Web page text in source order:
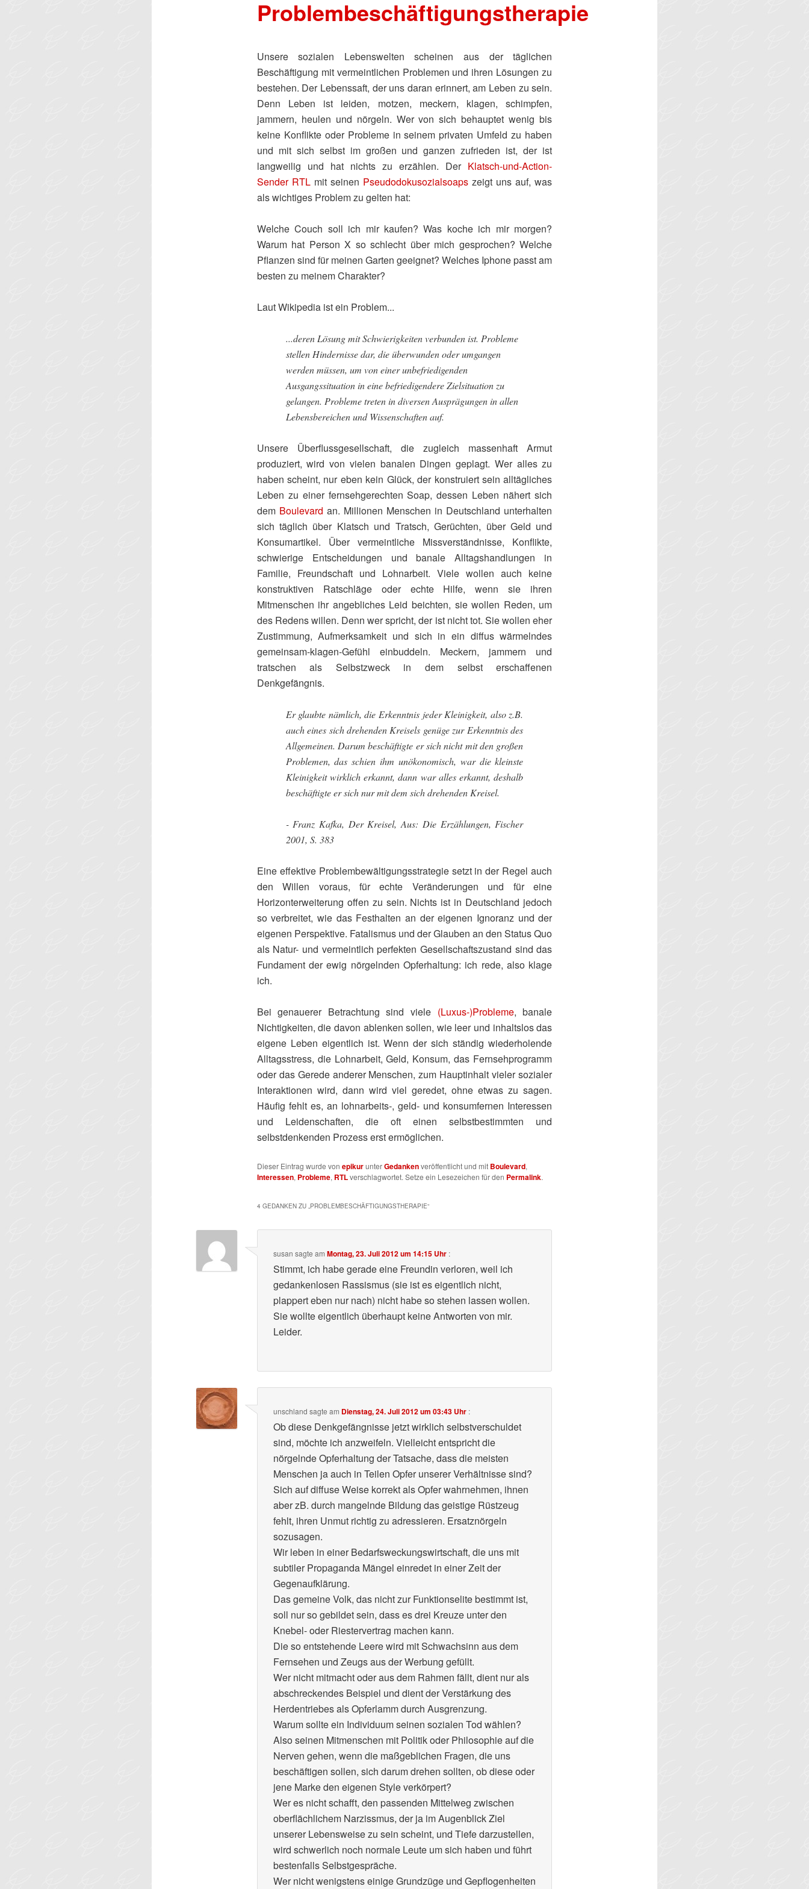
Problembeschäftigungstherapie
Unsere sozialen Lebenswelten scheinen aus der täglichen
Beschäftigung mit vermeintlichen Problemen und ihren Lösungen zu
bestehen. Der Lebenssaft, der uns daran erinnert, am Leben zu sein.
Denn Leben ist leiden, motzen, meckern, klagen, schimpfen,
jammern, heulen und nörgeln. Wer von sich behauptet wenig bis
keine Konflikte oder Probleme in seinem privaten Umfeld zu haben
und mit sich selbst im großen und ganzen zufrieden ist, der ist
langweilig und hat nichts zu erzählen. Der Klatsch-und-Action-
Sender RTLmit seinen Pseudodokusozialsoaps zeigt uns auf, was
als wichtiges Problem zu gelten hat:
Welche Couch soll ich mir kaufen? Was koche ich mir morgen?
Warum hat Person X so schlecht über mich gesprochen? Welche
Pflanzen sind für meinen Garten geeignet? Welches Iphone passt am
besten zu meinem Charakter?
Laut Wikipedia ist ein Problem...
...deren Lösung mit Schwierigkeiten verbunden ist. Probleme
stellen Hindernisse dar, die überwunden oder umgangen
werden müssen, um von einer unbefriedigenden
Ausgangssituation in eine befriedigendere Zielsituation zu
gelangen. Probleme treten in diversen Ausprägungen in allen
Lebensbereichen und Wissenschaften auf.
Unsere Überflussgesellschaft, die zugleich massenhaft Armut
produziert, wird von vielen banalen Dingen geplagt. Wer alles zu
haben scheint, nur eben kein Glück, der konstruiert sein alltägliches
Leben zu einer fernsehgerechten Soap, dessen Leben nähert sich
dem Boulevard an. Millionen Menschen in Deutschland unterhalten
sich täglich über Klatsch und Tratsch, Gerüchten, über Geld und
Konsumartikel. Über vermeintliche Missverständnisse, Konflikte,
schwierige Entscheidungen und banale Alltagshandlungen in
Familie, Freundschaft und Lohnarbeit. Viele wollen auch keine
konstruktiven Ratschläge oder echte Hilfe, wenn sie ihren
Mitmenschen ihr angebliches Leid beichten, sie wollen Reden, um
des Redens willen. Denn wer spricht, der ist nicht tot. Sie wollen eher
Zustimmung, Aufmerksamkeit und sich in ein diffus wärmelndes
gemeinsam-klagen-Gefühl einbuddeln. Meckern, jammern und
tratschen als Selbstzweck in dem selbst erschaffenen
Denkgefängnis.
Er glaubte nämlich, die Erkenntnis jeder Kleinigkeit, also z.B.
auch eines sich drehenden Kreisels genüge zur Erkenntnis des
Allgemeinen. Darum beschäftigte er sich nicht mit den großen
Problemen, das schien ihm unökonomisch, war die kleinste
Kleinigkeit wirklich erkannt, dann war alles erkannt, deshalb
beschäftigte er sich nur mit dem sich drehenden Kreisel.
- Franz Kafka, Der Kreisel, Aus: Die Erzählungen, Fischer
2001, S. 383
Eine effektive Problembewältigungsstrategie setzt in der Regel auch
den Willen voraus, für echte Veränderungen und für eine
Horizonterweiterung offen zu sein. Nichts ist in Deutschland jedoch
so verbreitet, wie das Festhalten an der eigenen Ignoranz und der
eigenen Perspektive. Fatalismus und der Glauben an den Status Quo
als Natur- und vermeintlich perfekten Gesellschaftszustand sind das
Fundament der ewig nörgelnden Opferhaltung: ich rede, also klage
ich.
Bei genauerer Betrachtung sind viele (Luxus-)Probleme, banale
Nichtigkeiten, die davon ablenken sollen, wie leer und inhaltslos das
eigene Leben eigentlich ist. Wenn der sich ständig wiederholende
Alltagsstress, die Lohnarbeit, Geld, Konsum, das Fernsehprogramm
oder das Gerede anderer Menschen, zum Hauptinhalt vieler sozialer
Interaktionen wird, dann wird viel geredet, ohne etwas zu sagen.
Häufig fehlt es, an lohnarbeits‑, geld- und konsumfernen Interessen
und Leidenschaften, die oft einen selbstbestimmten und
selbstdenkenden Prozess erst ermöglichen.
Dieser Eintrag wurde von epikurunterGedankenveröffentlicht und mit Boulevard,
Interessen, Probleme, RTLverschlagwortet. Setze ein Lesezeichen für den Permalink.
4 GEDANKEN ZU „ PROBLEMBESCHÄFTIGUNGSTHERAPIE“
susan sagte am Montag, 23. Juli 2012 um 14:15 Uhr :
Stimmt, ich habe gerade eine Freundin verloren, weil ich
gedankenlosen Rassismus (sie ist es eigentlich nicht,
plappert eben nur nach) nicht habe so stehen lassen wollen.
Sie wollte eigentlich überhaupt keine Antworten von mir.
Leider.
unschland sagte am Dienstag, 24. Juli 2012 um 03:43 Uhr :
Ob diese Denkgefängnisse jetzt wirklich selbstverschuldet
sind, möchte ich anzweifeln. Vielleicht entspricht die
nörgelnde Opferhaltung der Tatsache, dass die meisten
Menschen ja auch in Teilen Opfer unserer Verhältnisse sind?
Sich auf diffuse Weise korrekt als Opfer wahrnehmen, ihnen
aber zB. durch mangelnde Bildung das geistige Rüstzeug
fehlt, ihren Unmut richtig zu adressieren. Ersatznörgeln
sozusagen.
Wir leben in einer Bedarfsweckungswirtschaft, die uns mit
subtiler Propaganda Mängel einredet in einer Zeit der
Gegenaufklärung.
Das gemeine Volk, das nicht zur Funktionselite bestimmt ist,
soll nur so gebildet sein, dass es drei Kreuze unter den
Knebel- oder Riestervertrag machen kann.
Die so entstehende Leere wird mit Schwachsinn aus dem
Fernsehen und Zeugs aus der Werbung gefüllt.
Wer nicht mitmacht oder aus dem Rahmen fällt, dient nur als
abschreckendes Beispiel und dient der Verstärkung des
Herdentriebes als Opferlamm durch Ausgrenzung.
Warum sollte ein Individuum seinen sozialen Tod wählen?
Also seinen Mitmenschen mit Politik oder Philosophie auf die
Nerven gehen, wenn die maßgeblichen Fragen, die uns
beschäftigen sollen, sich darum drehen sollten, ob diese oder
jene Marke den eigenen Style verkörpert?
Wer es nicht schafft, den passenden Mittelweg zwischen
oberflächlichem Narzissmus, der ja im Augenblick Ziel
unserer Lebensweise zu sein scheint, und Tiefe darzustellen,
wird schwerlich noch normale Leute um sich haben und führt
bestenfalls Selbstgespräche.
Wer nicht wenigstens einige Grundzüge und Gepflogenheiten